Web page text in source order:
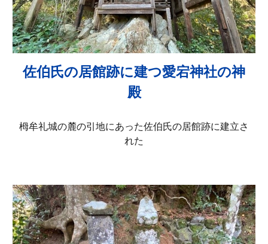
佐伯氏の居館跡に建つ愛宕神社の神
殿
栂牟礼城の麓の引地にあった佐伯氏の居館跡に建立さ
れた